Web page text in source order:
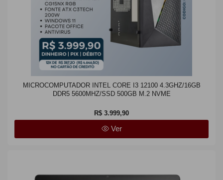
MICROCOMPUTADOR INTEL CORE I3 12100 4.3GHZ/16GB
DDR5 5600MHZ/SSD 500GB M.2 NVME
R$ 3.999,90
Ver